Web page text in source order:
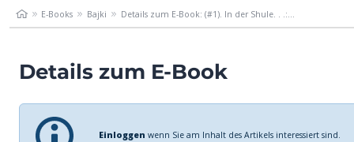
E-Books Bajki Details zum E-Book: (#1). In der Shule. . .:...
Details zum E-Book
Einloggen wenn Sie am Inhalt des Artikels interessiert sind.